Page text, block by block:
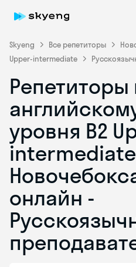
Skyeng Все репетиторы
Upper-intermediate
Репетиторы
уровня B2
онлайн -
Skyeng Chat